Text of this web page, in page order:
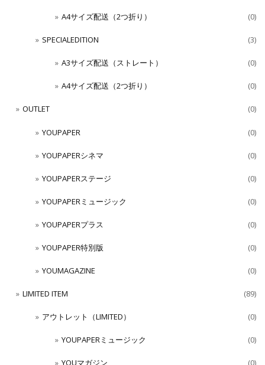
A4サイズ配送（2つ折り） (0)
SPECIALEDITION (3)
A3サイズ配送（ストレート） (0)
A4サイズ配送（2つ折り） (0)
OUTLET (0)
YOUPAPER (0)
YOUPAPERシネマ (0)
YOUPAPERステージ (0)
YOUPAPERミュージック (0)
YOUPAPERプラス (0)
YOUPAPER特別版 (0)
YOUMAGAZINE (0)
LIMITED ITEM (89)
アウトレット（LIMITED） (0)
YOUPAPERミュージック (0)
YOUマガジン (0)